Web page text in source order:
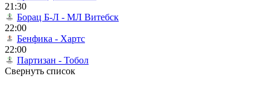
21:30
Борац Б-Л - МЛ Витебск
22:00
Бенфика - Хартс
22:00
Партизан - Тобол
Свернуть список